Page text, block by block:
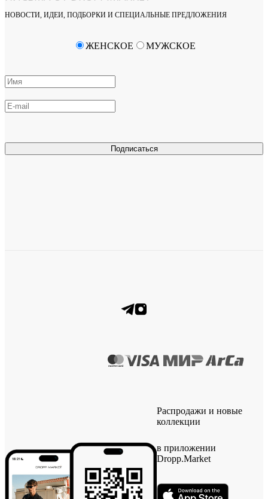
НОВОСТИ, ИДЕИ, ПОДБОРКИ И СПЕЦИАЛЬНЫЕ ПРЕДЛОЖЕНИЯ
Подписаться
ЖЕНСКОЕ МУЖСКОЕ
Распродажи и новые
коллекции
в приложении
Dropp.Market